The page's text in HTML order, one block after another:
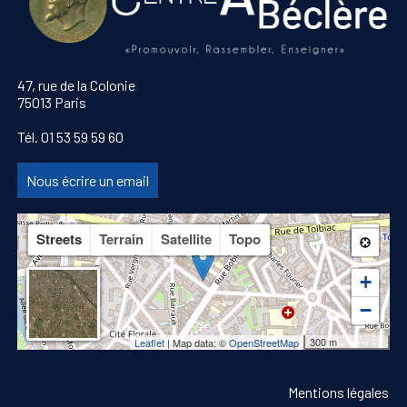
47, rue de la Colonie
75013 Paris
Tél. 01 53 59 59 60
Nous écrire un email
Streets Terrain Satellite Topo
+
−
300 m
Leaflet | Map data: ©OpenStreetMap
Mentions légales